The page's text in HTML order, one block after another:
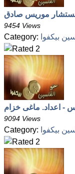
9454 Views
Category: بيكفوا
9094 Views
Category: بيكفوا